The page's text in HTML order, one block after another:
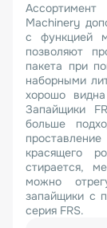
Machinery
с функцией
позволяют
пакета при
наборными
хорошо
Запайщики
больше
красящего
стирается,
можно
запайщики с
серия FRS.